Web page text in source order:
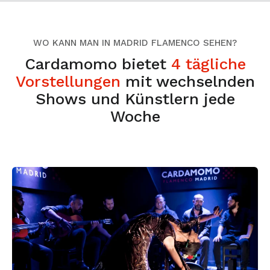
WO KANN MAN IN MADRID FLAMENCO SEHEN?
Cardamomo bietet 4 tägliche
Vorstellungen mit wechselnden
Shows und Künstlern jede
Woche